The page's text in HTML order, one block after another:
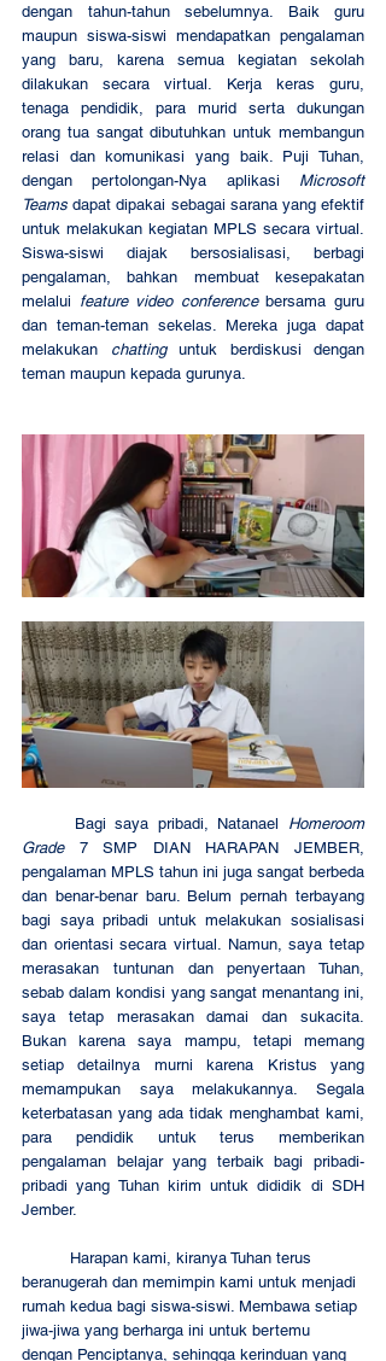
dengan tahun-tahun sebelumnya. Baik guru
maupun siswa-siswi mendapatkan pengalaman
yang baru, karena semua kegiatan sekolah
dilakukan secara virtual. Kerja keras guru,
tenaga pendidik, para murid serta dukungan
orang tua sangat dibutuhkan untuk membangun
relasi dan komunikasi yang baik. Puji Tuhan,
dengan pertolongan-Nya aplikasi Microsoft
Teams dapat dipakai sebagai sarana yang efektif
untuk melakukan kegiatan MPLS secara virtual.
Siswa-siswi diajak bersosialisasi, berbagi
pengalaman, bahkan membuat kesepakatan
melalui feature video conference bersama guru
dan teman-teman sekelas. Mereka juga dapat
melakukan chatting untuk berdiskusi dengan
teman maupun kepada gurunya.
	Bagi saya pribadi, Natanael
Homeroom
Grade 7 SMP DIAN HARAPAN JEMBER,
pengalaman MPLS tahun ini juga sangat berbeda
dan benar-benar baru. Belum pernah terbayang
bagi saya pribadi untuk melakukan sosialisasi
dan orientasi secara virtual. Namun, saya tetap
merasakan tuntunan dan penyertaan Tuhan,
sebab dalam kondisi yang sangat menantang ini,
saya tetap merasakan damai dan sukacita.
Bukan karena saya mampu, tetapi memang
setiap detailnya murni karena Kristus yang
memampukan saya melakukannya. Segala
keterbatasan yang ada tidak menghambat kami,
para pendidik untuk terus memberikan
pengalaman belajar yang terbaik bagi pribadi-
pribadi yang Tuhan kirim untuk dididik di SDH
Jember.
beranugerah dan memimpin kami untuk menjadi
rumah kedua bagi siswa-siswi. Membawa setiap
jiwa-jiwa yang berharga ini untuk bertemu
dengan Penciptanya, sehingga kerinduan yang